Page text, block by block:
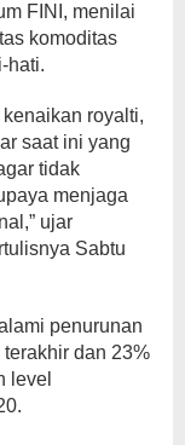
FINI, menilai
komoditas
hati.
royalti,
saat ini yang
tidak
menjaga
ujar
Sabtu
penurunan
dan 23%
level